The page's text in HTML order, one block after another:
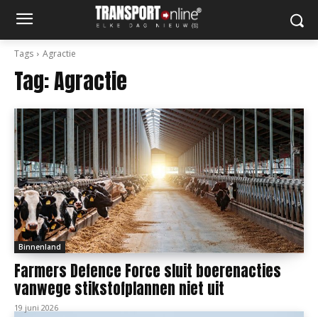
Tags Agractie
Tag:Agractie
Binnenland
Farmers Defence Force sluit boerenacties
vanwege stikstofplannen niet uit
19 juni 2026